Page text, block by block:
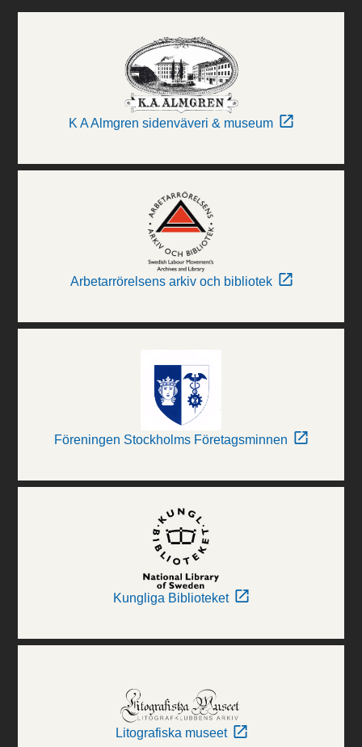
K A Almgren sidenväveri & museum
Arbetarrörelsens arkiv och bibliotek
Föreningen Stockholms Företagsminnen
Kungliga Biblioteket
Litografiska museet